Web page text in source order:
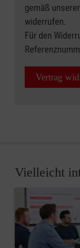
gemäß unserer
widerrufen.
Für den
Vertrag
Vielleicht